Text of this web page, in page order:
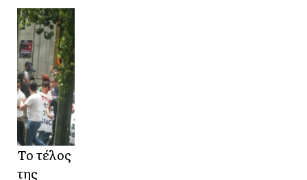
Το τέλος
της